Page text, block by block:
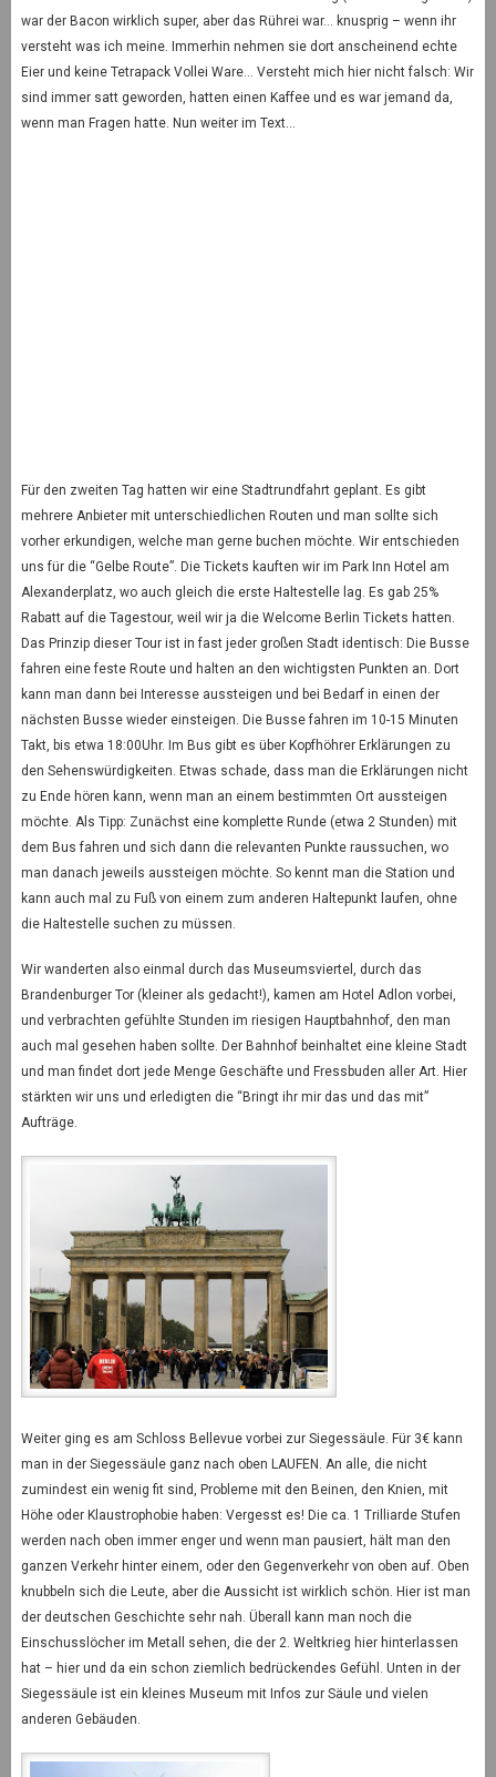
war der Bacon wirklich super, aber das Rührei war… knusprig – wenn ihr
versteht was ich meine. Immerhin nehmen sie dort anscheinend echte
Eier und keine Tetrapack Vollei Ware… Versteht mich hier nicht falsch: Wir
sind immer satt geworden, hatten einen Kaffee und es war jemand da,
wenn man Fragen hatte. Nun weiter im Text…
Für den zweiten Tag hatten wir eine Stadtrundfahrt geplant. Es gibt
mehrere Anbieter mit unterschiedlichen Routen und man sollte sich
vorher erkundigen, welche man gerne buchen möchte. Wir entschieden
uns für die “Gelbe Route”. Die Tickets kauften wir im Park Inn Hotel am
Alexanderplatz, wo auch gleich die erste Haltestelle lag. Es gab 25%
Rabatt auf die Tagestour, weil wir ja die Welcome Berlin Tickets hatten.
Das Prinzip dieser Tour ist in fast jeder großen Stadt identisch: Die Busse
fahren eine feste Route und halten an den wichtigsten Punkten an. Dort
kann man dann bei Interesse aussteigen und bei Bedarf in einen der
nächsten Busse wieder einsteigen. Die Busse fahren im 10-15 Minuten
Takt, bis etwa 18:00Uhr. Im Bus gibt es über Kopfhöhrer Erklärungen zu
den Sehenswürdigkeiten. Etwas schade, dass man die Erklärungen nicht
zu Ende hören kann, wenn man an einem bestimmten Ort aussteigen
möchte. Als Tipp: Zunächst eine komplette Runde (etwa 2 Stunden) mit
dem Bus fahren und sich dann die relevanten Punkte raussuchen, wo
man danach jeweils aussteigen möchte. So kennt man die Station und
kann auch mal zu Fuß von einem zum anderen Haltepunkt laufen, ohne
die Haltestelle suchen zu müssen.
Wir wanderten also einmal durch das Museumsviertel, durch das
Brandenburger Tor (kleiner als gedacht!), kamen am Hotel Adlon vorbei,
und verbrachten gefühlte Stunden im riesigen Hauptbahnhof, den man
auch mal gesehen haben sollte. Der Bahnhof beinhaltet eine kleine Stadt
und man findet dort jede Menge Geschäfte und Fressbuden aller Art. Hier
stärkten wir uns und erledigten die “Bringt ihr mir das und das mit”
Aufträge.
Weiter ging es am Schloss Bellevue vorbei zur Siegessäule. Für 3€ kann
man in der Siegessäule ganz nach oben LAUFEN. An alle, die nicht
zumindest ein wenig fit sind, Probleme mit den Beinen, den Knien, mit
Höhe oder Klaustrophobie haben: Vergesst es! Die ca. 1 Trilliarde Stufen
werden nach oben immer enger und wenn man pausiert, hält man den
ganzen Verkehr hinter einem, oder den Gegenverkehr von oben auf. Oben
knubbeln sich die Leute, aber die Aussicht ist wirklich schön. Hier ist man
der deutschen Geschichte sehr nah. Überall kann man noch die
Einschusslöcher im Metall sehen, die der 2. Weltkrieg hier hinterlassen
hat – hier und da ein schon ziemlich bedrückendes Gefühl. Unten in der
Siegessäule ist ein kleines Museum mit Infos zur Säule und vielen
anderen Gebäuden.